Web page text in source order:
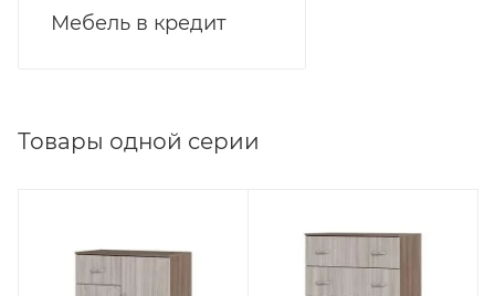
Мебель в кредит
Товары одной серии